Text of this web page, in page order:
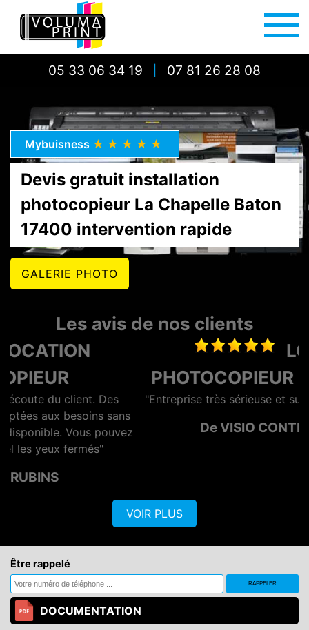
05 33 06 34 19 07 81 26 28 08
Mybuisness ★★★★★
Devis gratuit installation
photocopieur La Chapelle Baton
17400 intervention rapide
GALERIE PHOTO
Les avis de nos clients
LOCATION
PHOTOCOPIEUR LA ROCHELLE
"Entreprise très sérieuse et surtout rapide et efficace"
De VISIO CONTROL OUEST
VOIR PLUS
Être rappelé
DOCUMENTATION